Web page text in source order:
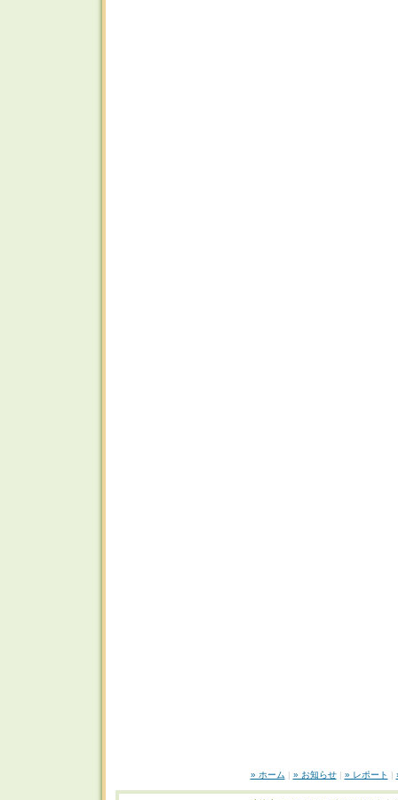
» ホーム | » お知らせ| » レポート |